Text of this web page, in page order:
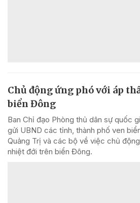
Chủ động ứng phó với áp
biển Đông
Ban Chỉ đạo Phòng thủ dân sự quốc
gửi UBND các tỉnh, thành phố ven
Quảng Trị và các bộ về việc chủ
nhiệt đới trên biển Đông.